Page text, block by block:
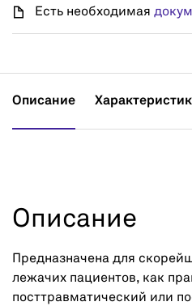
Есть необходимая
Описание
Описание
Предназначена для
лежачих пациентов, как
посттравматический или